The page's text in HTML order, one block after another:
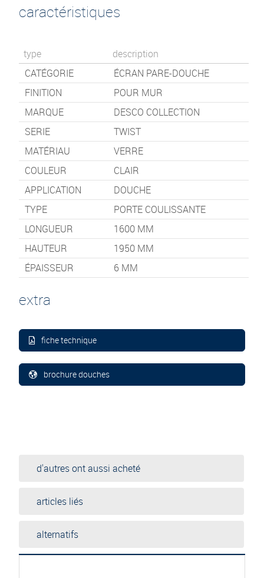
caractéristiques
type
description
CATÉGORIE
ÉCRAN PARE-DOUCHE
FINITION
POUR MUR
MARQUE
DESCO COLLECTION
SERIE
TWIST
MATÉRIAU
VERRE
COULEUR
CLAIR
APPLICATION
DOUCHE
TYPE
PORTE COULISSANTE
LONGUEUR
1600 MM
HAUTEUR
1950 MM
ÉPAISSEUR
6 MM
extra
fiche technique
brochure douches
d'autres ont aussi acheté
articles liés
alternatifs